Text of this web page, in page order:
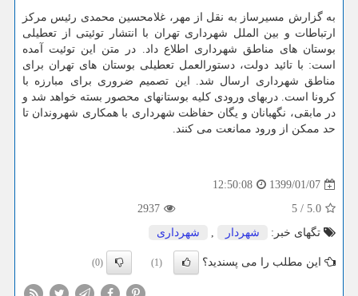
به گزارش مسیرساز به نقل از مهر، غلامحسین محمدی رئیس مركز
ارتباطات و بین الملل شهرداری تهران با انتشار توئیتی از تعطیلی
بوستان های مناطق شهرداری اطلاع داد. در متن این توئیت آمده
است: با تائید دولت، دستورالعمل تعطیلی بوستان های تهران برای
مناطق شهرداری ارسال شد. این تصمیم ضروری برای مبارزه با
كرونا است. دربهای ورودی كلیه بوستانهای محصور بسته خواهد شد و
در مابقی، نگهبانان و یگان حفاظت شهرداری با همكاری شهروندان تا
حد ممكن از ورود ممانعت می كنند.
1399/01/07
12:50:08
5.0
/
5
2937
تگهای خبر:
شهردار , شهرداری
این مطلب را می پسندید؟ (1)
(0)